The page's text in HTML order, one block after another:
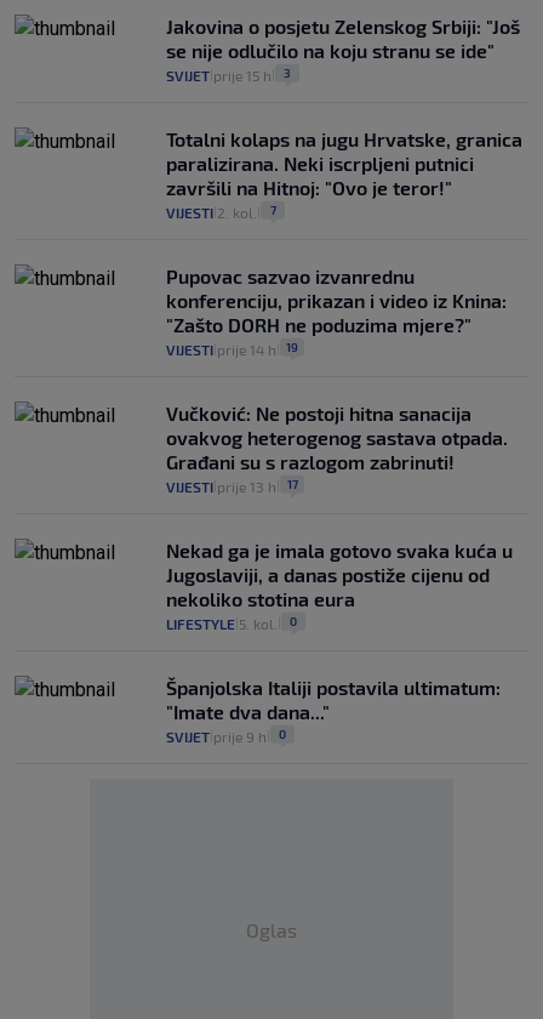
Jakovina o posjetu Zelenskog Srbiji: "Još
se nije odlučilo na koju stranu se ide"
SVIJET prije 15 h 3
Totalni kolaps na jugu Hrvatske, granica
paralizirana. Neki iscrpljeni putnici
završili na Hitnoj: "Ovo je teror!"
VIJESTI 2. kol. 7
Pupovac sazvao izvanrednu
konferenciju, prikazan i video iz Knina:
"Zašto DORH ne poduzima mjere?"
VIJESTI prije 14 h 19
Vučković: Ne postoji hitna sanacija
ovakvog heterogenog sastava otpada.
Građani su s razlogom zabrinuti!
VIJESTI prije 13 h 17
Nekad ga je imala gotovo svaka kuća u
Jugoslaviji, a danas postiže cijenu od
nekoliko stotina eura
LIFESTYLE 5. kol. 0
Španjolska Italiji postavila ultimatum:
"Imate dva dana..."
SVIJET prije 9 h 0
Oglas